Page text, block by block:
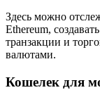
Здесь можно
Ethereum,
транзакции и
валютами.
Кошелек для